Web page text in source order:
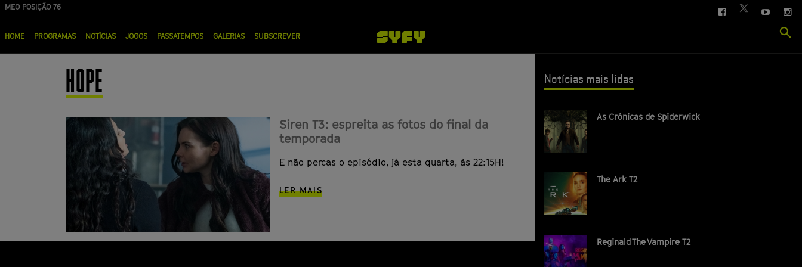
Passar
MEO POSIÇÃO 76 FACEBOOK
TWITTER
YOUTUBE
principal
HOME PROGRAMAS NOTÍCIAS JOGOS PASSATEMPOS GALERIAS SUBSCREVER
HOPE
Siren T3: espreita as fotos do final da
temporada
E não percas o episódio, já esta quarta, às 22:15H!
LER MAIS
Notícias mais lidas
As Crónicas de Spiderwick
The Ark T2
Reginald The Vampire T2